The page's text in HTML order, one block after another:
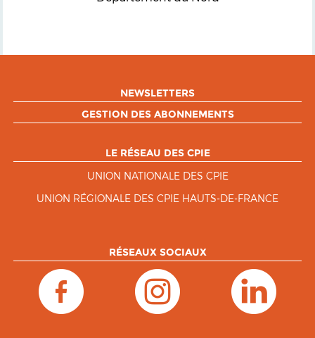
NEWSLETTERS
GESTION DES ABONNEMENTS
LE RÉSEAU DES CPIE
UNION NATIONALE DES CPIE
UNION RÉGIONALE DES CPIE HAUTS-DE-FRANCE
RÉSEAUX SOCIAUX